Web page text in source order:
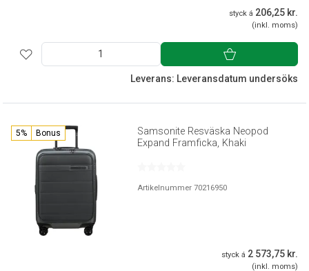
styck á 206,25 kr.
(inkl. moms)
Leverans: Leveransdatum undersöks
5% Bonus
Samsonite Resväska Neopod
Expand Framficka, Khaki
Artikelnummer 70216950
styck á 2 573,75 kr.
(inkl. moms)